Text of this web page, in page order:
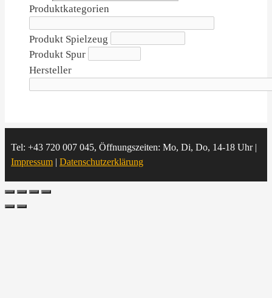
Produktkategorien
Produkt Spielzeug
Produkt Spur
Hersteller
Tel: +43 720 007 045, Öffnungszeiten: Mo, Di, Do, 14-18 Uhr |
Impressum | Datenschutzerklärung